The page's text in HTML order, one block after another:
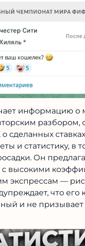
информацию о
разбором,
сделанных
и статистику, в
Он
с высокими
экспрессам —
что его
и не призывает